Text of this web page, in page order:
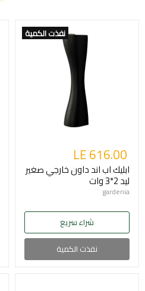
نفذت الكمية
LE 616.00
ابليك اب اند داون خارجي صغير
ليد 2*3 وات
gardenia
شراء سريع
نفذت الكمية